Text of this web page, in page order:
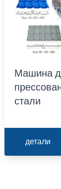
Машина
стали
детали